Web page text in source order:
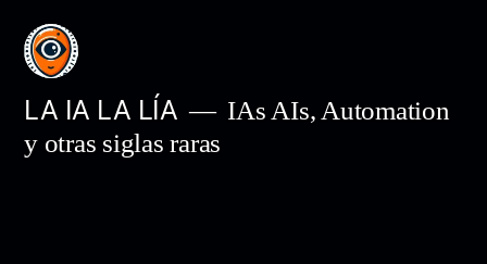
Saltar
contenido
LA IA LA LÍA
IAs AIs, Automation
y otras siglas raras